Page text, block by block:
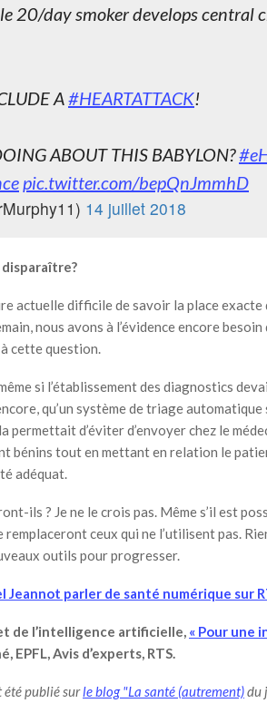
20/day smoker develops central
A#HEARTATTACK!
ABOUT THIS BABYLON?
pic.twitter.com/bepQnJmmhD
14 juillet 2018
actuelle difficile de savoir la place
nous avons à l’évidence encore
cette question.
si l’établissement des diagnostics
qu’un système de triage
permettait d’éviter d’envoyer chez le
bénins tout en mettant en relation le
adéquat.
ils ? Je ne le crois pas. Même s’il est
ceux qui ne l’utilisent pas.
outils pour progresser.
Jeannot parler de santé numérique sur
de l’intelligence artificielle, « Pour une
EPFL, Avis d’experts, RTS.
publié surle blog "La santé (autrement)du